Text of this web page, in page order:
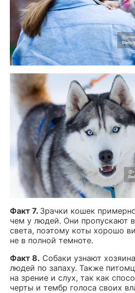
Факт 7. Зрачки кошек
чем у людей. Они пропускают
света, поэтому коты хорошо
не в полной темноте.
Факт 8. Собаки узнают
людей по запаху. Также
на зрение и слух, так как
черты и тембр голоса своих